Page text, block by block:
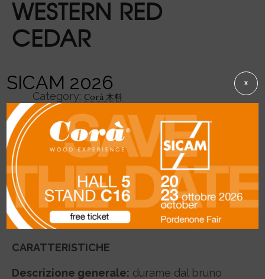
WESTERN RED
CEDAR
Category: Corà 木料
SHARE
Description
CARATTERISTICHE
Descrizione generale: durame dal bruno
SICAM 2026 X